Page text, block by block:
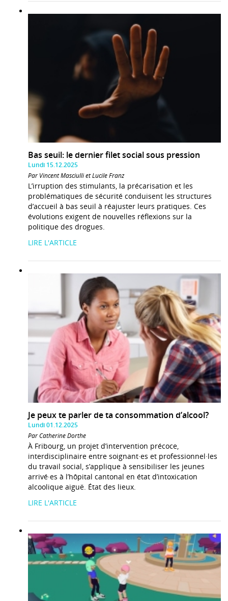
Bas seuil: le dernier filet social sous pression
Lundi 15.12.2025
Par Vincent Masciulli et Lucile Franz
L’irruption des stimulants, la précarisation et les
problématiques de sécurité conduisent les structures
d’accueil à bas seuil à réajuster leurs pratiques. Ces
évolutions exigent de nouvelles réflexions sur la
politique des drogues.
LIRE L'ARTICLE
Je peux te parler de ta consommation d’alcool?
Lundi 01.12.2025
Par Catherine Dorthe
À Fribourg, un projet d’intervention précoce,
interdisciplinaire entre soignant·es et professionnel·les
du travail social, s’applique à sensibiliser les jeunes
arrivé·es à l’hôpital cantonal en état d’intoxication
alcoolique aiguë. État des lieux.
LIRE L'ARTICLE